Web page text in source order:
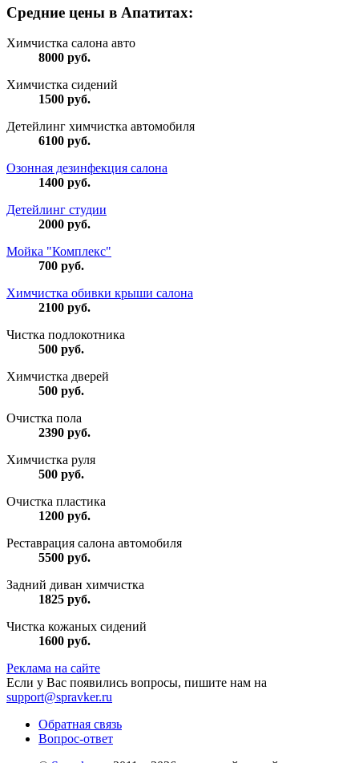
Средние цены в Апатитах:
Химчистка салона авто
8000 руб.
Химчистка сидений
1500 руб.
Детейлинг химчистка автомобиля
6100 руб.
Озонная дезинфекция салона
1400 руб.
Детейлинг студии
2000 руб.
Мойка "Комплекс"
700 руб.
Химчистка обивки крыши салона
2100 руб.
Чистка подлокотника
500 руб.
Химчистка дверей
500 руб.
Очистка пола
2390 руб.
Химчистка руля
500 руб.
Очистка пластика
1200 руб.
Реставрация салона автомобиля
5500 руб.
Задний диван химчистка
1825 руб.
Чистка кожаных сидений
1600 руб.
Реклама на сайте
Если у Вас появились вопросы, пишите нам на
support@spravker.ru
Обратная связь
Вопрос-ответ